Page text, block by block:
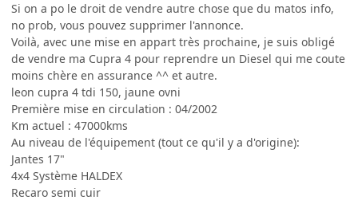
Si on a po le droit de vendre autre chose que du matos info,
no prob, vous pouvez supprimer l'annonce.
Voilà, avec une mise en appart très prochaine, je suis obligé
de vendre ma Cupra 4 pour reprendre un Diesel qui me coute
moins chère en assurance ^^ et autre.
leon cupra 4 tdi 150, jaune ovni
Première mise en circulation : 04/2002
Km actuel : 47000kms
Au niveau de l'équipement (tout ce qu'il y a d'origine):
Jantes 17"
4x4 Système HALDEX
Recaro semi cuir